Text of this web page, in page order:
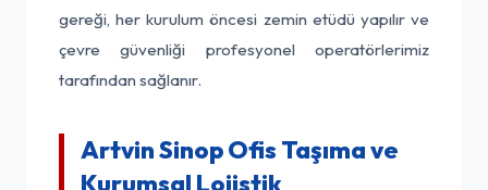
gereği, her kurulum öncesi zemin etüdü yapılır ve
çevre güvenliği profesyonel operatörlerimiz
tarafından sağlanır.
Artvin Sinop Ofis Taşıma ve
Kurumsal Lojistik